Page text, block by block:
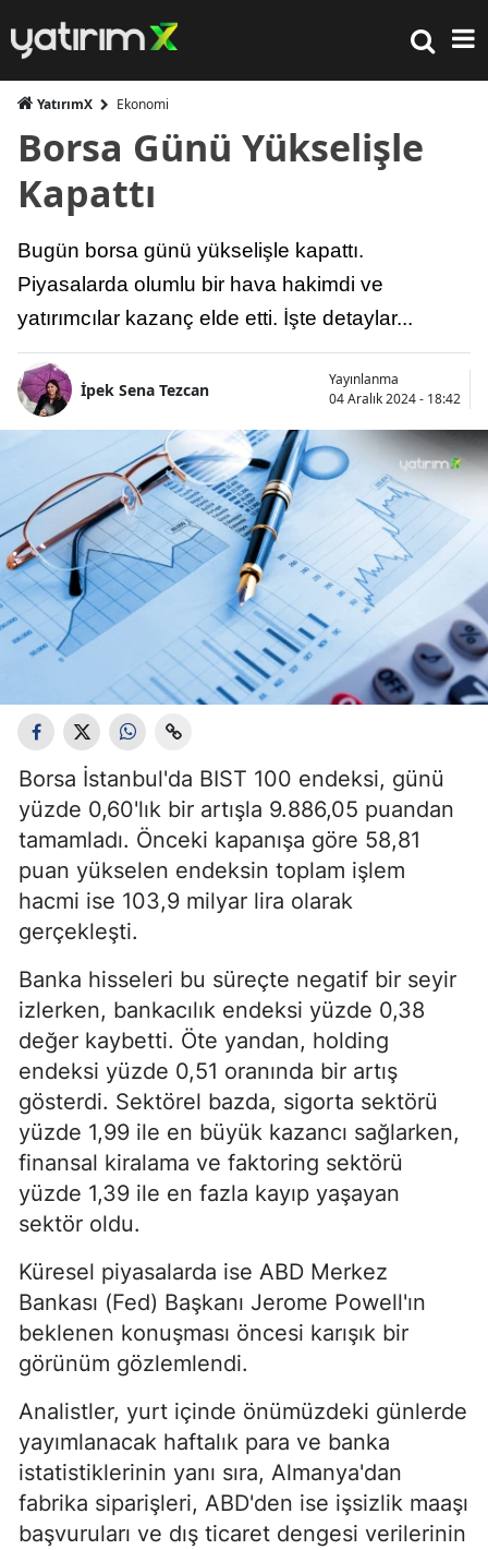
YatırımX Ekonomi
Borsa Günü Yükselişle
Kapattı
Bugün borsa günü yükselişle kapattı.
Piyasalarda olumlu bir hava hakimdi ve
yatırımcılar kazanç elde etti. İşte detaylar...
İpek Sena Tezcan
Yayınlanma
04 Aralık 2024 - 18:42
Borsa İstanbul'da BIST 100 endeksi, günü
yüzde 0,60'lık bir artışla 9.886,05 puandan
tamamladı. Önceki kapanışa göre 58,81
puan yükselen endeksin toplam işlem
hacmi ise 103,9 milyar lira olarak
gerçekleşti.
Banka hisseleri bu süreçte negatif bir seyir
izlerken, bankacılık endeksi yüzde 0,38
değer kaybetti. Öte yandan, holding
endeksi yüzde 0,51 oranında bir artış
gösterdi. Sektörel bazda, sigorta sektörü
yüzde 1,99 ile en büyük kazancı sağlarken,
finansal kiralama ve faktoring sektörü
yüzde 1,39 ile en fazla kayıp yaşayan
sektör oldu.
Küresel piyasalarda ise ABD Merkez
Bankası (Fed) Başkanı Jerome Powell'ın
beklenen konuşması öncesi karışık bir
görünüm gözlemlendi.
Analistler, yurt içinde önümüzdeki günlerde
yayımlanacak haftalık para ve banka
istatistiklerinin yanı sıra, Almanya'dan
fabrika siparişleri, ABD'den ise işsizlik maaşı
başvuruları ve dış ticaret dengesi verilerinin